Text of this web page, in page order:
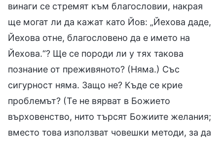
винаги се стремят към благословии, накрая
ще могат ли да кажат като Йов: „Йехова даде,
Йехова отне, благословено да е името на
Йехова.“? Ще се породи ли у тях такова
познание от преживяното? (Няма.) Със
сигурност няма. Защо не? Къде се крие
проблемът? (Те не вярват в Божието
върховенство, нито търсят Божиите желания;
вместо това използват човешки методи, за да